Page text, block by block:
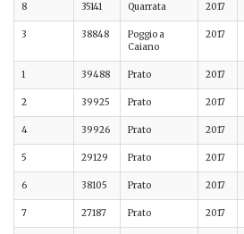
8 35141 Quarrata 2017
3 38848
Poggio a
Caiano
2017
1 39488 Prato 2017
2 39925 Prato 2017
4 39926 Prato 2017
5 29129 Prato 2017
6 38105 Prato 2017
7 27187 Prato 2017